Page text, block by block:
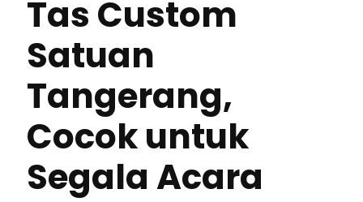
Tas Custom
Satuan
Tangerang,
Cocok untuk
Segala Acara